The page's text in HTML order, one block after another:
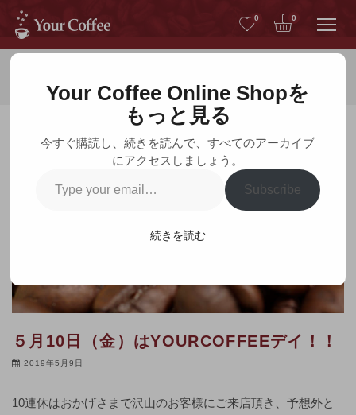
0 0
５月10日（金）はYOURCOFFEEデイ！！
2019年5月9日
10連休はおかげさまで沢山のお客様にご来店頂き、予想外と
Your Coffee Online Shopを
もっと見る
今すぐ購読し、続きを読んで、すべてのアーカイブ
にアクセスしましょう。
Subscribe
続きを読む